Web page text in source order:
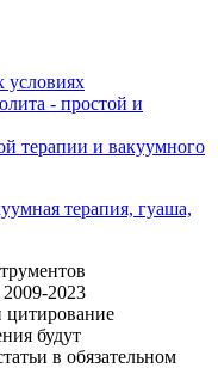
- простой и
терапии и вакуумного
терапия, гуаша,
2023
цитирование
будут
в обязательном